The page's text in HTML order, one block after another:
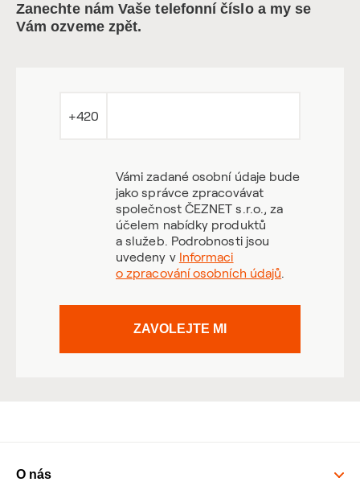
Zanechte nám Vaše telefonní číslo a my se
Vám ozveme zpět.
+420
Vámi zadané osobní údaje bude
jako správce zpracovávat
společnost ČEZNET s.r.o., za
účelem nabídky produktů
a služeb. Podrobnosti jsou
uvedeny v Informaci
o zpracování osobních údajů.
ZAVOLEJTE MI
O nás